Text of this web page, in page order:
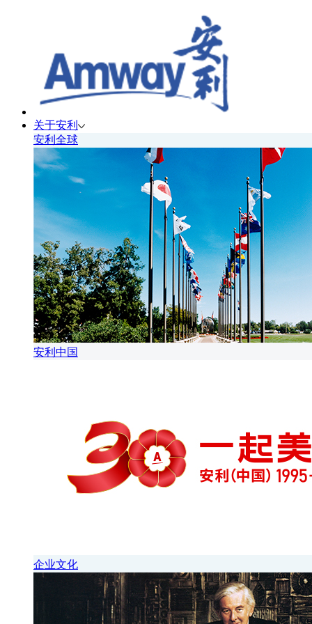
关于安利
安利全球
安利中国
企业文化